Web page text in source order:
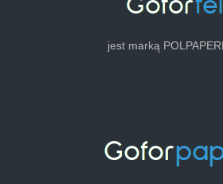
jest marką